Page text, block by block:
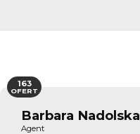
Barbara Nadolska
Agent
163
OFERT